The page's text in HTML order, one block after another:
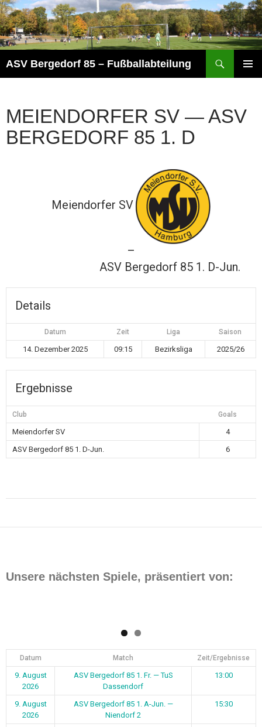
Zum
Inhalt
springen
ASV Bergedorf 85 – Fußballabteilung
MEIENDORFER SV — ASV
BERGEDORF 85 1. D
Meiendorfer SV
—
ASV Bergedorf 85 1. D-Jun.
Details
Datum Zeit Liga Saison
14. Dezember 2025 09:15 Bezirksliga 2025/26
Ergebnisse
Club Goals
Meiendorfer SV
4
ASV Bergedorf 85 1. D-Jun.
6
Unsere nächsten Spiele, präsentiert von:
Datum Match Zeit/Ergebnisse
9. August
2026
ASV Bergedorf 85 1. Fr. — TuS
Dassendorf
13:00
9. August
2026
ASV Bergedorf 85 1. A-Jun. —
Niendorf 2
15:30